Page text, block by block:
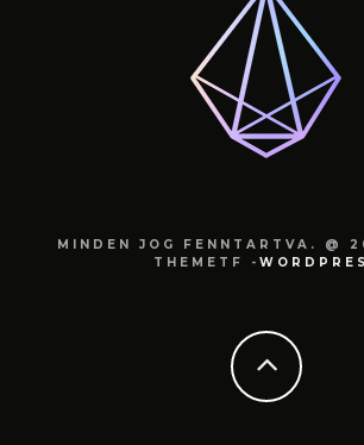
MINDEN JOG FENNTARTVA. @
THEMETF -